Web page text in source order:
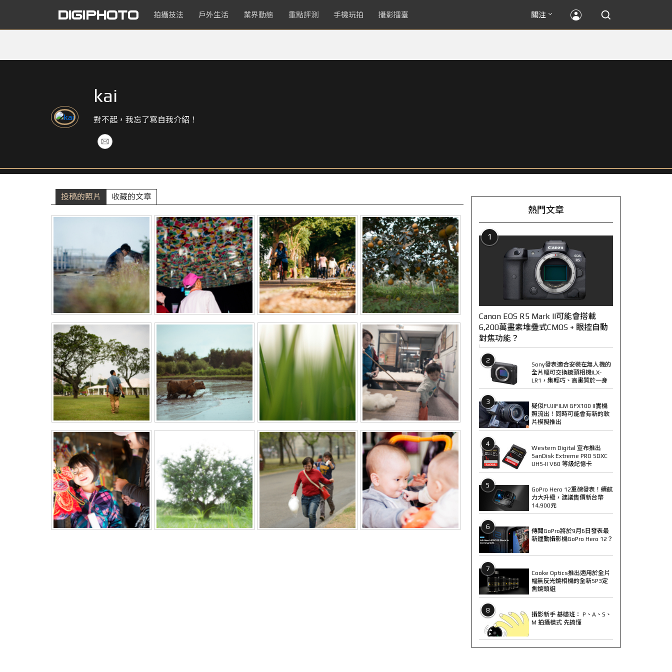
拍攝技法 戶外生活 業界動態 重點評測 手機玩拍 攝影擂臺 關注
kai
對不起，我忘了寫自我介紹！
投稿的照片 收藏的文章
熱門文章
1
Canon EOS R5 Mark II可能會搭載
6,200萬畫素堆疊式CMOS + 眼控自動
對焦功能？
2
Sony發表適合安裝在無人機的
全片幅可交換鏡頭相機ILX-
LR1，集輕巧、高畫質於一身
3
疑似FUJIFILM GFX100 II實機
照流出！同時可能會有新的軟
片模擬推出
4
Western Digital 宣布推出
SanDisk Extreme PRO SDXC
UHS-II V60 等級記憶卡
5
GoPro Hero 12重磅發表！續航
力大升級，建議售價新台幣
14,900元
6
傳聞GoPro將於9月6日發表最
新運動攝影機GoPro Hero 12？
7
Cooke Optics推出適用於全片
幅無反光鏡相機的全新SP3定
焦鏡頭組
8
攝影新手 基礎班： P、A、S、
M 拍攝模式 先搞懂